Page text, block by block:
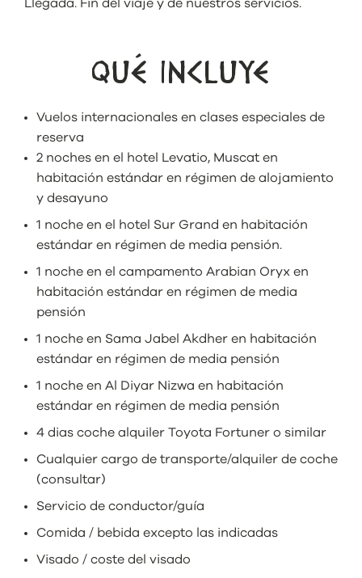
Llegada. Fin del viaje y de nuestros servicios.
QUÉ INCLUYE
Vuelos internacionales en clases especiales de
reserva
2 noches en el hotel Levatio, Muscat en
habitación estándar en régimen de alojamiento
y desayuno
1 noche en el hotel Sur Grand en habitación
estándar en régimen de media pensión.
1 noche en el campamento Arabian Oryx en
habitación estándar en régimen de media
pensión
1 noche en Sama Jabel Akdher en habitación
estándar en régimen de media pensión
1 noche en Al Diyar Nizwa en habitación
estándar en régimen de media pensión
4 dias coche alquiler Toyota Fortuner o similar
Cualquier cargo de transporte/alquiler de coche
(consultar)
Servicio de conductor/guía
Comida / bebida excepto las indicadas
Visado / coste del visado